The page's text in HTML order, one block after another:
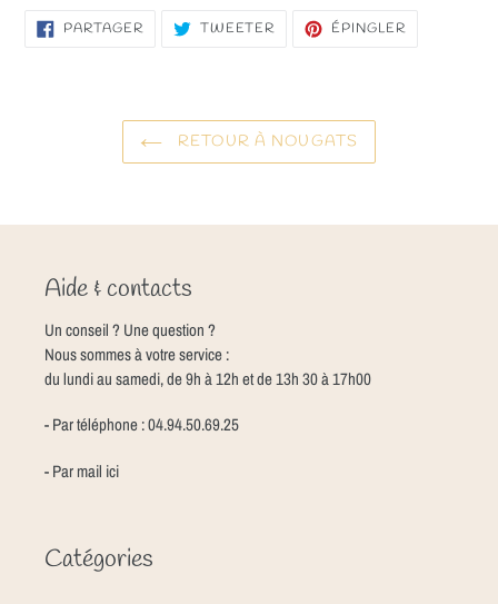
PARTAGERPARTAGER
SUR
TWEETER TWEETERÉPINGLER
RETOUR À NOUGATS
Aide & contacts
Un conseil ? Une question ?
Nous sommes à votre service :
du lundi au samedi, de 9h à 12h et de 13h 30 à 17h00
- Par téléphone : 04.94.50.69.25
- Par mail ici
Catégories